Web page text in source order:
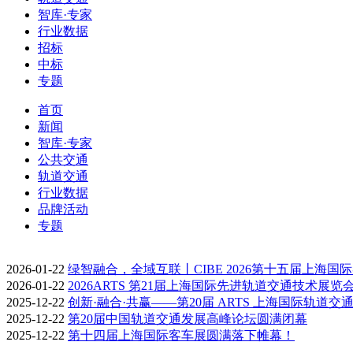
智库·专家
行业数据
招标
中标
专题
首页
新闻
智库·专家
公共交通
轨道交通
行业数据
品牌活动
专题
2026-01-22 绿智融合，全域互联丨CIBE 2026第十五届上海国
2026-01-22 2026ARTS 第21届上海国际先进轨道交通技术展览
2025-12-22 创新·融合·共赢——第20届 ARTS 上海国际轨道交
2025-12-22 第20届中国轨道交通发展高峰论坛圆满闭幕
2025-12-22 第十四届上海国际客车展圆满落下帷幕！